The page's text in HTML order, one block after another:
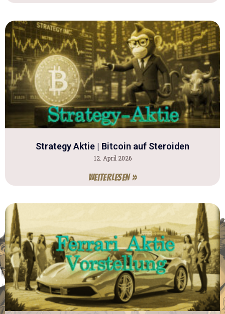
Strategy Aktie | Bitcoin auf Steroiden
12. April 2026
Weiterlesen »